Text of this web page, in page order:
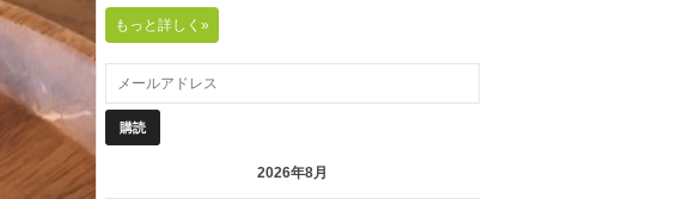
もっと詳しく»
2026年8月